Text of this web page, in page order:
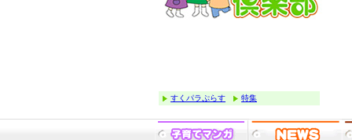
すくパラぷらす 特集